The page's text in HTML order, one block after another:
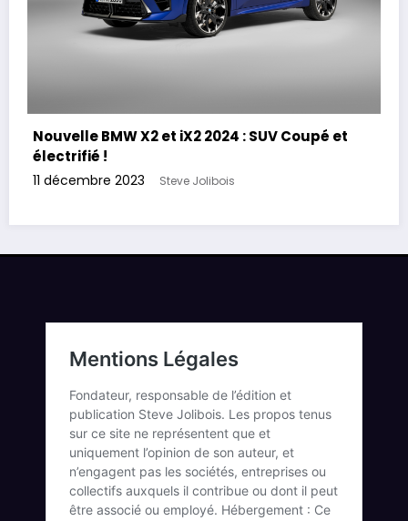
Nouvelle BMW X2 et iX2 2024 : SUV Coupé et
électrifié !
11 décembre 2023 Steve Jolibois